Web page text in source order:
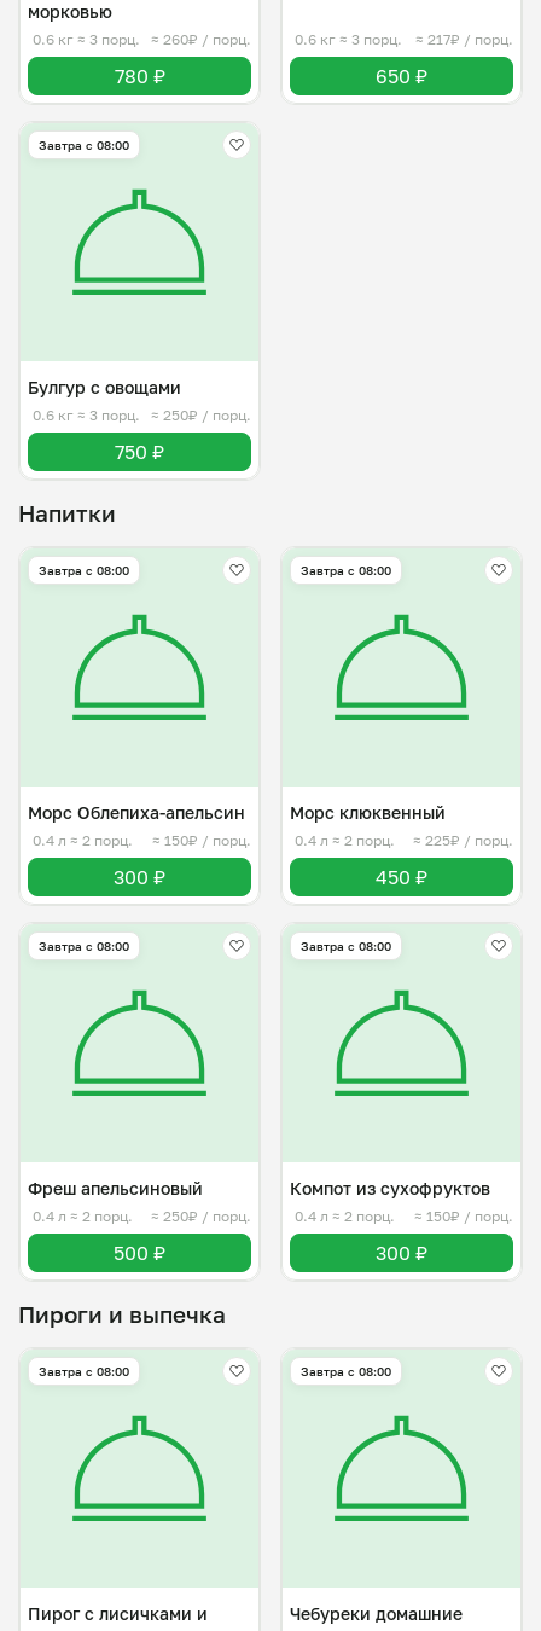
морковью
0.6 кг ≈ 3 порц. ≈ 260₽ / порц.
780 ₽
0.6 кг ≈ 3 порц. ≈ 217₽ / порц.
650 ₽
Завтра c 08:00
Булгур с овощами
0.6 кг ≈ 3 порц. ≈ 250₽ / порц.
750 ₽
Напитки
Завтра c 08:00
Морс Облепиха-апельсин
0.4 л ≈ 2 порц. ≈ 150₽ / порц.
300 ₽
Завтра c 08:00
Морс клюквенный
0.4 л ≈ 2 порц. ≈ 225₽ / порц.
450 ₽
Завтра c 08:00
Фреш апельсиновый
0.4 л ≈ 2 порц. ≈ 250₽ / порц.
500 ₽
Завтра c 08:00
Компот из сухофруктов
0.4 л ≈ 2 порц. ≈ 150₽ / порц.
300 ₽
Пироги и выпечка
Завтра c 08:00
Пирог с лисичками и
Завтра c 08:00
Чебуреки домашние